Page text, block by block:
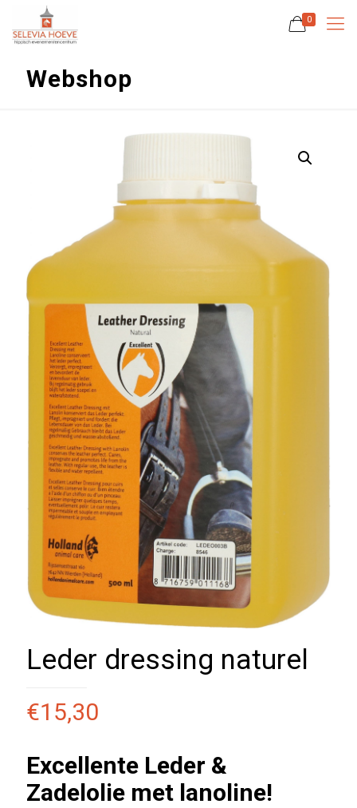
0
Webshop
Leder dressing naturel
€15,30
Excellente Leder &
Zadelolie met lanoline!